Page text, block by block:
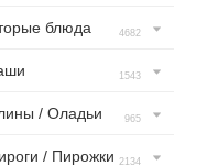
блюда 4682
1543
/ Оладьи 965
/ Пирожки 2134